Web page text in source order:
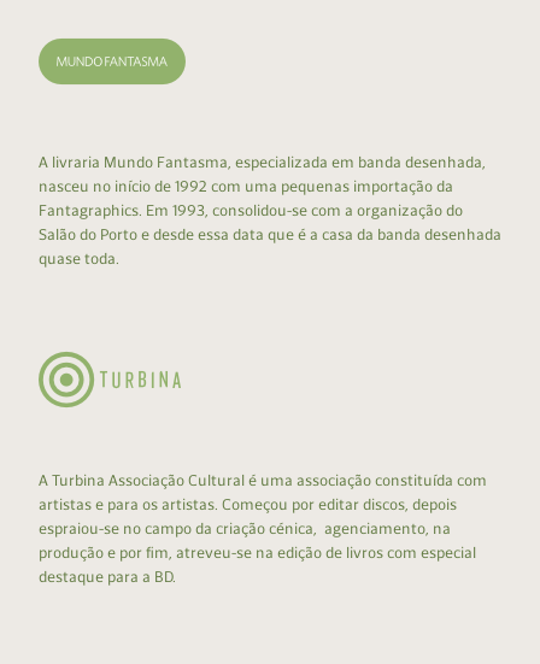
A livraria Mundo Fantasma, especializada em banda desenhada,
nasceu no início de 1992 com uma pequenas importação da
Fantagraphics. Em 1993, consolidou-se com a organização do
Salão do Porto e desde essa data que é a casa da banda desenhada
quase toda.
A Turbina Associação Cultural é uma associação constituída com
artistas e para os artistas. Começou por editar discos, depois
espraiou-se no campo da criação cénica, agenciamento, na
produção e por fim, atreveu-se na edição de livros com especial
destaque para a BD.